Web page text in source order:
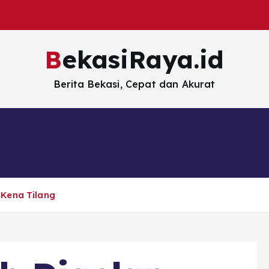
BekasiRaya.id
Berita Bekasi, Cepat dan Akurat
Tilang